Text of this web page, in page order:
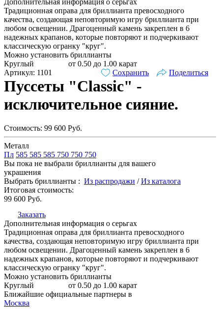
Традиционная оправа для бриллианта превосходного
качества, создающая неповторимую игру бриллианта при
любом освещении. Драгоценный камень закреплен в 6
надежных крапанов, которые повторяют и подчеркивают
классическую огранку "круг".
Можно установить бриллианты
Круглый
от 0.50 до 1.00 карат
Артикул: 1101
Сохранить Поделиться
Пуссеты "Classic" -
исключительное сияние.
Стоимость: 99 600 Руб.
Металл
Пл 585 585 585 750 750 750
Вы пока не выбрали бриллианты для вашего
украшения
Выбрать бриллианты : Из распродажи /Из каталога
Итоговая стоимость:
99 600 Руб.
Заказать
Дополнительная информация о серьгах
Традиционная оправа для бриллианта превосходного
качества, создающая неповторимую игру бриллианта при
любом освещении. Драгоценный камень закреплен в 6
надежных крапанов, которые повторяют и подчеркивают
классическую огранку "круг".
Можно установить бриллианты
Круглый
от 0.50 до 1.00 карат
Ближайшие официальные партнеры в
Москва